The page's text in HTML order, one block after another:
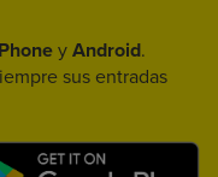
y Android.
sus entradas